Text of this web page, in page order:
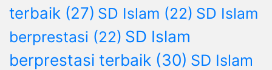
terbaik (27) SD Islam (22) SD Islam
berprestasi (22) SD Islam
berprestasi terbaik (30) SD Islam